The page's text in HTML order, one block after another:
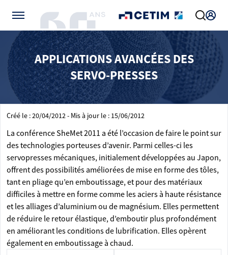
APPLICATIONS AVANCÉES DES
SERVO-PRESSES
Créé le : 20/04/2012 - Mis à jour le : 15/06/2012
La conférence SheMet 2011 a été l’occasion de faire le point sur
des technologies porteuses d’avenir. Parmi celles-ci les
servopresses mécaniques, initialement développées au Japon,
offrent des possibilités améliorées de mise en forme des tôles,
tant en pliage qu’en emboutissage, et pour des matériaux
difficiles à mettre en forme comme les aciers à haute résistance
et les alliages d’aluminium ou de magnésium. Elles permettent
de réduire le retour élastique, d’emboutir plus profondément
en améliorant les conditions de lubrification. Elles opèrent
également en emboutissage à chaud.